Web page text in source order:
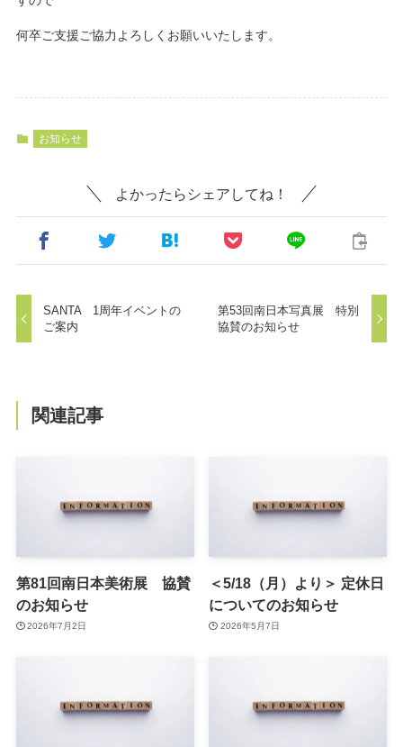
何卒ご支援ご協力よろしくお願いいたします。
お知らせ
よかったらシェアしてね！
SANTA 1周年イベントの
ご案内
第53回南日本写真展 特別
協賛のお知らせ
関連記事
第81回南日本美術展 協賛
のお知らせ
2026年7月2日
＜5/18（月）より＞ 定休日
についてのお知らせ
2026年5月7日